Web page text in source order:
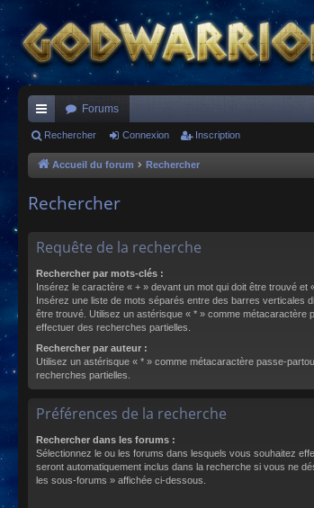
ac
co
s
Forums
Rechercher Connexion Inscription
Accueil du forum Rechercher
Rechercher
Requête de la recherche
Rechercher par mots-clés :
Insérez le caractère « + » devant un mot qui doit être trouvé et
Insérez une liste de mots séparés entre des barres verticales
être trouvé. Utilisez un astérisque « * » comme métacaractère
effectuer des recherches partielles.
Rechercher par auteur :
Utilisez un astérisque « * » comme métacaractère passe-
recherches partielles.
Préférences de la recherche
Rechercher dans les forums :
Sélectionnez le ou les forums dans lesquels vous souhaitez
seront automatiquement inclus dans la recherche si vous ne
les sous-forums » affichée ci-dessous.